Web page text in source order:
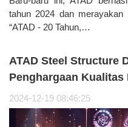
tahun 2024 dan
“ATAD - 20 Tahun,…
ATAD Steel Structure
Penghargaan Kualitas
2024-12-19 08:46:25